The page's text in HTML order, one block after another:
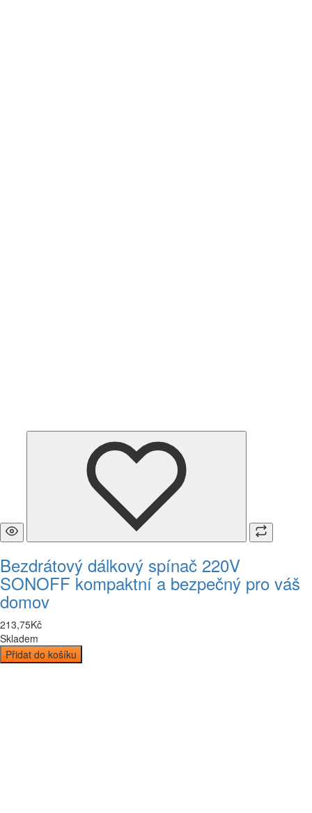
Bezdrátový dálkový spínač 220V
SONOFF kompaktní a bezpečný pro váš
domov
213,75Kč
Skladem
Přidat do košíku